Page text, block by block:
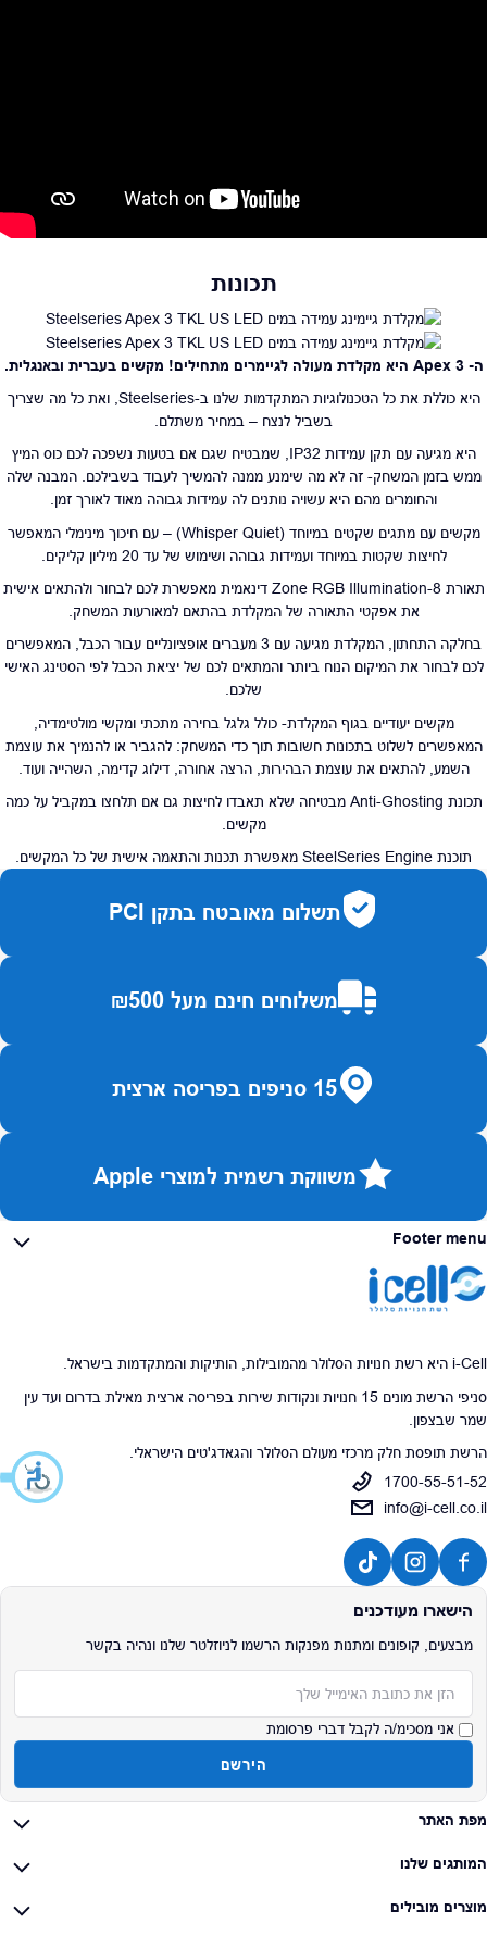
תכונות
ה- Apex 3 היא מקלדת מעולה לגיימרים מתחילים!
מקשים בעברית ובאנגלית.
היא כוללת את כל הטכנולוגיות המתקדמות שלנו ב-Steelseries, ואת כל מה שצריך
בשביל לנצח – במחיר משתלם.
היא מגיעה עם תקן עמידות IP32, שמבטיח שגם אם בטעות נשפכה לכם כוס המיץ
ממש בזמן המשחק- זה לא מה שימנע ממנה להמשיך לעבוד בשבילכם. המבנה שלה
והחומרים מהם היא עשויה נותנים לה עמידות גבוהה מאוד לאורך זמן.
מקשים עם מתגים שקטים במיוחד (Whisper Quiet) – עם חיכוך מינימלי המאפשר
לחיצות שקטות במיוחד ועמידות גבוהה ושימוש של עד 20 מיליון קליקים.
תאורת 8-Zone RGB Illumination דינאמית מאפשרת לכם לבחור ולהתאים אישית
את אפקטי התאורה של המקלדת בהתאם למאורעות המשחק.
בחלקה התחתון, המקלדת מגיעה עם 3 מעברים אופציונליים עבור הכבל, המאפשרים
לכם לבחור את המיקום הנוח ביותר והמתאים לכם של יציאת הכבל לפי הסטינג האישי
שלכם.
מקשים יעודיים בגוף המקלדת- כולל גלגל בחירה מתכתי ומקשי מולטימדיה,
המאפשרים לשלוט בתכונות חשובות תוך כדי המשחק: להגביר או להנמיך את עוצמת
השמע, להתאים את עוצמת הבהירות, הרצה אחורה, דילוג קדימה, השהייה ועוד.
תכונת Anti-Ghosting מבטיחה שלא תאבדו לחיצות גם אם תלחצו במקביל על כמה
מקשים.
תוכנת SteelSeries Engine מאפשרת תכנות והתאמה אישית של כל המקשים.
תשלום מאובטח בתקן PCI
משלוחים חינם מעל ₪500
15 סניפים בפריסה ארצית
משווקת רשמית למוצרי Apple
Footer menu
i-Cell היא רשת חנויות הסלולר מהמובילות, הותיקות והמתקדמות בישראל.
סניפי הרשת מונים 15 חנויות ונקודות שירות בפריסה ארצית מאילת בדרום ועד עין
שמר שבצפון.
הרשת תופסת חלק מרכזי מעולם הסלולר והגאדג'טים הישראלי.
1700-55-51-52
info@i-cell.co.il
הישארו מעודכנים
מבצעים, קופונים ומתנות מפנקות הרשמו לניוזלטר שלנו ונהיה בקשר
אני מסכימ/ה לקבל דברי פרסומת
הירשם
מפת האתר
המותגים שלנו
מוצרים מובילים